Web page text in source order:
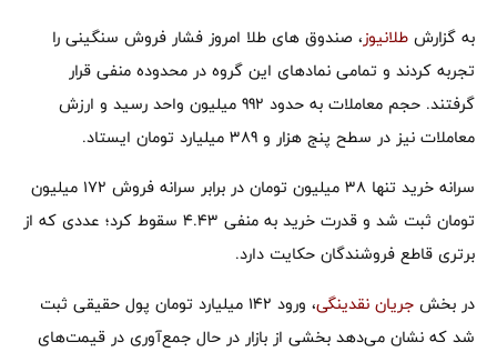
به گزارش طلانیوز، صندوق های طلا امروز فشار فروش سنگینی را
تجربه کردند و تمامی نمادهای این گروه در محدوده منفی قرار
گرفتند. حجم معاملات به حدود 992 میلیون واحد رسید و ارزش
معاملات نیز در سطح پنج هزار و 389 میلیارد تومان ایستاد.
سرانه خرید تنها 38 میلیون تومان در برابر سرانه فروش 172 میلیون
تومان ثبت شد و قدرت خرید به منفی 4.43 سقوط کرد؛ عددی که از
برتری قاطع فروشندگان حکایت دارد.
در بخش جریان نقدینگی
، ورود 142 میلیارد تومان پول حقیقی ثبت
شد که نشان می‌دهد بخشی از بازار در حال جمع‌آوری در قیمت‌های